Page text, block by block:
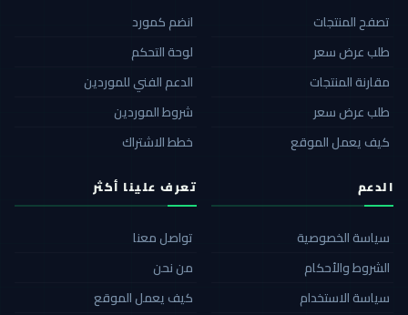
تصفح المنتجات
طلب عرض سعر
مقارنة المنتجات
طلب عرض سعر
كيف يعمل الموقع
انضم كمورد
لوحة التحكم
الدعم الفني للموردين
شروط الموردين
خطط الاشتراك
الدعم
سياسة الخصوصية
الشروط والأحكام
سياسة الاستخدام
تعرف علينا أكثر
تواصل معنا
من نحن
كيف يعمل الموقع